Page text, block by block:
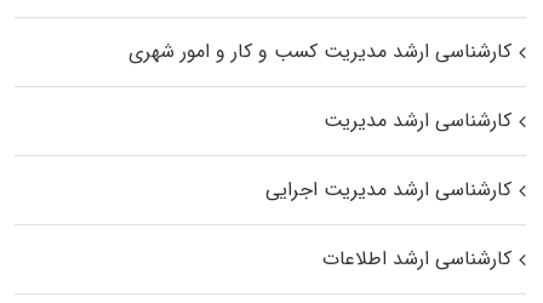
کارشناسی ارشد مدیریت کسب و کار و امور شهری
کارشناسی ارشد مدیریت
کارشناسی ارشد مدیریت اجرایی
کارشناسی ارشد اطلاعات